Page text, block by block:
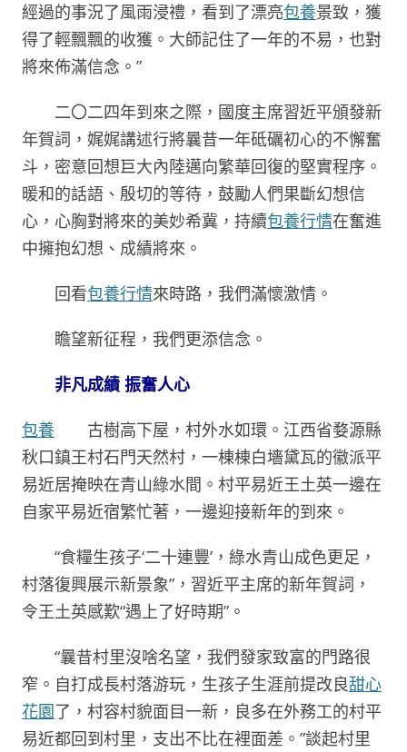
經過的事況了風雨浸禮，看到了漂亮包養景致，獲
得了輕飄飄的收獲。大師記住了一年的不易，也對
將來佈滿信念。”
二〇二四年到來之際，國度主席習近平頒發新
年賀詞，娓娓講述行將曩昔一年砥礪初心的不懈奮
斗，密意回想巨大內陸邁向繁華回復的堅實程序。
暖和的話語、殷切的等待，鼓勵人們果斷幻想信
心，心胸對將來的美妙希冀，持續包養行情在奮進
中擁抱幻想、成績將來。
回看包養行情來時路，我們滿懷激情。
瞻望新征程，我們更添信念。
非凡成績 振奮人心
包養 古樹高下屋，村外水如環。江西省婺源縣
秋口鎮王村石門天然村，一棟棟白墻黛瓦的徽派平
易近居掩映在青山綠水間。村平易近王土英一邊在
自家平易近宿繁忙著，一邊迎接新年的到來。
“食糧生孩子‘二十連豐’，綠水青山成色更足，
村落復興展示新景象”，習近平主席的新年賀詞，
令王土英感歎“遇上了好時期”。
“曩昔村里沒啥名望，我們發家致富的門路很
窄。自打成長村落游玩，生孩子生涯前提改良甜心
花園了，村容村貌面目一新，良多在外務工的村平
易近都回到村里，支出不比在裡面差。”談起村里